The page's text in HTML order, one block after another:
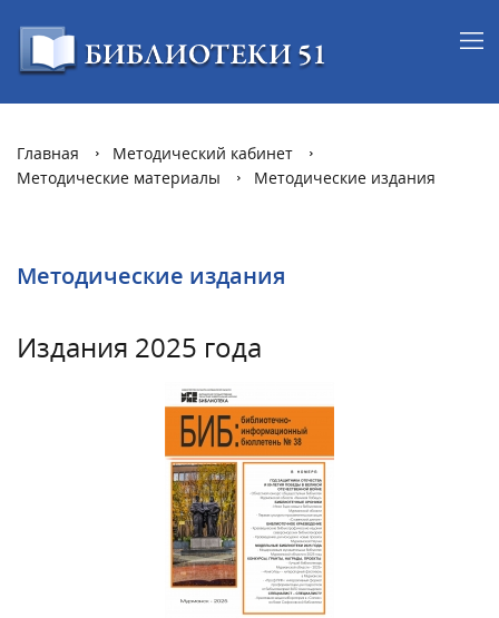
Главная
Методический кабинет
Методические материалы
Методические издания
Методические издания
Издания 2025 года